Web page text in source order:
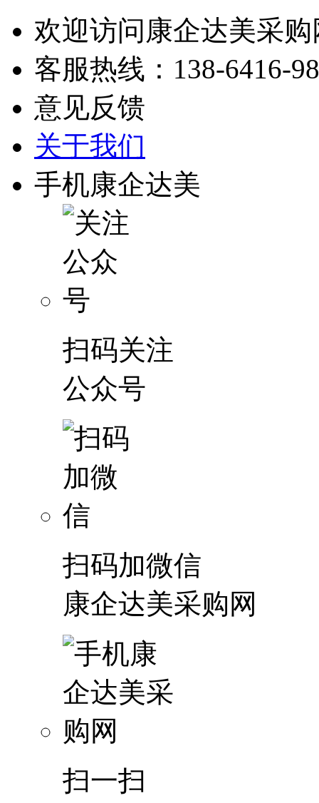
欢迎访问康企达美采购
客服热线： 138-6416-
意见反馈
关于我们
手机康企达美
扫码关注
公众号
扫码加微信
康企达美采购网
扫一扫